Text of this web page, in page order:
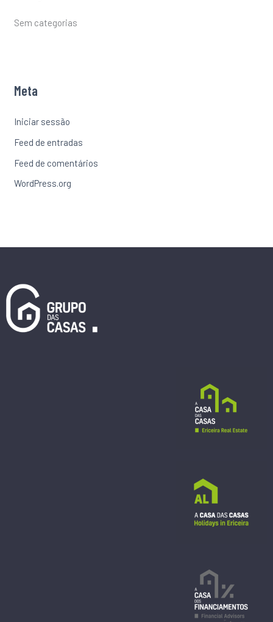
Sem categorias
Meta
Iniciar sessão
Feed de entradas
Feed de comentários
WordPress.org